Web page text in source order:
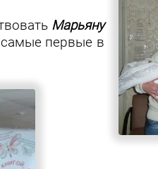
Марьяну
первые в